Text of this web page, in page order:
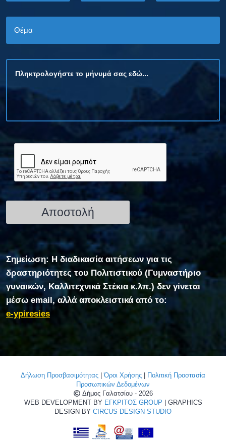
Σημείωση: Η διαδικασία αιτήσεων για τις
δραστηριότητες του Πολιτιστικού (Γυμναστήριο
γυναικών, Καλλιτεχνικά Στέκια κ.λπ.) δεν γίνεται
μέσω email, αλλά αποκλειστικά από το:
e-ypiresies
Δήλωση Προσβασιμότητας |Όροι Χρήσης
Πολιτική Προστασία
Προσωπικών Δεδομένων
Δήμος Γαλατσίου - 2026
WEB DEVELOPMENT BY ΕΓΚΡΙΤΟΣ GROUP | GRAPHICS
DESIGN BY CIRCUS DESIGN STUDIO